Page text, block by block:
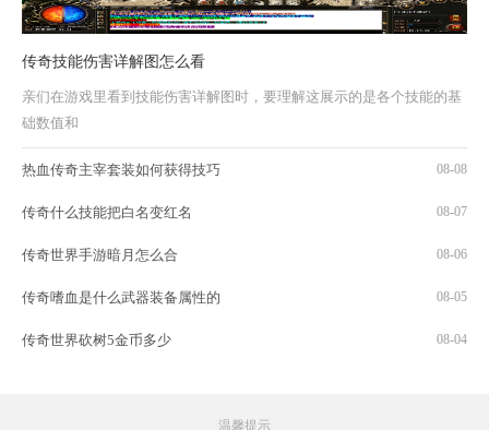
传奇技能伤害详解图怎么看
亲们在游戏里看到技能伤害详解图时，要理解这展示的是各个技能的基
础数值和
热血传奇主宰套装如何获得技巧 08-08
传奇什么技能把白名变红名 08-07
传奇世界手游暗月怎么合 08-06
传奇嗜血是什么武器装备属性的 08-05
传奇世界砍树5金币多少 08-04
温馨提示